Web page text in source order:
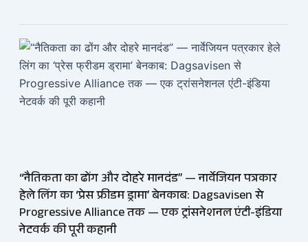
“नैतिकता का ढोंग और दोहरे मानदंड” — नार्वेजियन पत्रकार
हेले लिंग का ‘प्रेस फ्रीडम ड्रामा’ बेनकाब: Dagsavisen से
Progressive Alliance तक — एक ट्रांसनेशनल एंटी-इंडिया
नेटवर्क की पूरी कहानी